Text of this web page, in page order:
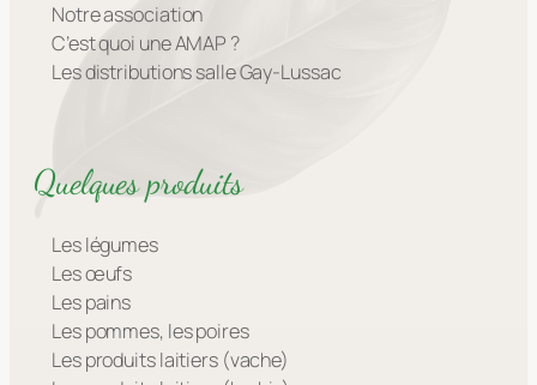
Notre association
C’est quoi une AMAP ?
Les distributions salle Gay-Lussac
Quelques produits
Les légumes
Les œufs
Les pains
Les pommes, les poires
Les produits laitiers (vache)